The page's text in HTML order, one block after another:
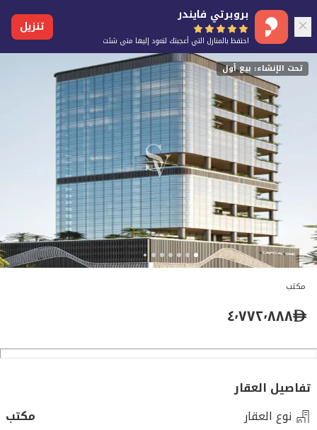
بروبرتي فايندر
احتفظ بالمنازل التي أعجبتك لتعود إليها متى شئت
تنزيل
تحت الإنشاء: بيع أول
مكتب
٤٬٧٧٢٬٨٨٨
تفاصيل العقار
نوع العقار
مكتب